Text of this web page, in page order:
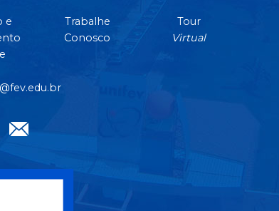
e
Trabalhe
Conosco
Tour
Virtual